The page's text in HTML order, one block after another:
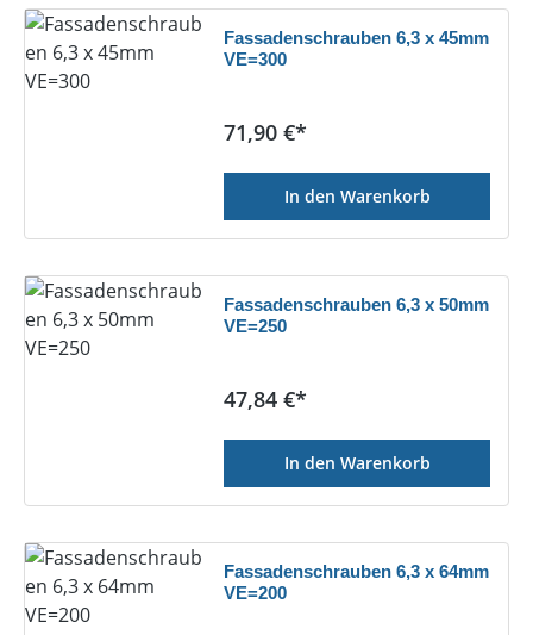
Fassadenschrauben 6,3 x 45mm
VE=300
Regulärer Preis:
71,90 €*
In den Warenkorb
Fassadenschrauben 6,3 x 50mm
VE=250
Regulärer Preis:
47,84 €*
In den Warenkorb
Fassadenschrauben 6,3 x 64mm
VE=200